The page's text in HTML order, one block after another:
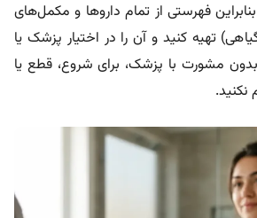
فهرستی از تمام داروها و مکمل‌های
تهیه کنید و آن را در اختیار پزشک یا
بدون مشورت با پزشک، برای شروع، قطع یا
نکنید.